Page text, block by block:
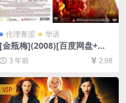
伦理青涩 华语
[金瓶梅](2008)[百度网盘+迅
雷云盘1080P超清未删减资源]
[网盘下载][MP4/5.7GB][粤语
放，请使用电脑下载防和谐压
缩包（含解压密码）】
3 年前 2.98
VIP